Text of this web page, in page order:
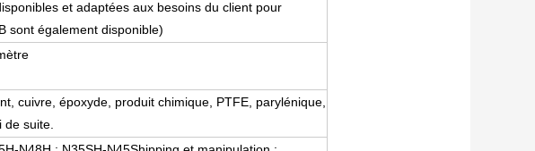
et adaptées aux besoins du client pour
sont également disponible)
cuivre, époxyde, produit chimique, PTFE, parylénique,
suite.